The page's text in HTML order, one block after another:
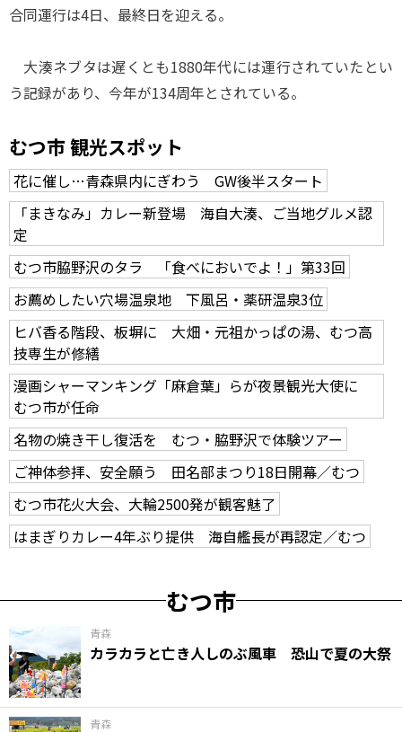
合同運行は4日、最終日を迎える。
大湊ネブタは遅くとも1880年代には運行されていたとい
う記録があり、今年が134周年とされている。
むつ市 観光スポット
花に催し…青森県内にぎわう GW後半スタート
「まきなみ」カレー新登場 海自大湊、ご当地グルメ認
定
むつ市脇野沢のタラ 「食べにおいでよ！」第33回
お薦めしたい穴場温泉地 下風呂・薬研温泉3位
ヒバ香る階段、板塀に 大畑・元祖かっぱの湯、むつ高
技専生が修繕
漫画シャーマンキング「麻倉葉」らが夜景観光大使に
むつ市が任命
名物の焼き干し復活を むつ・脇野沢で体験ツアー
ご神体参拝、安全願う 田名部まつり18日開幕／むつ
むつ市花火大会、大輪2500発が観客魅了
はまぎりカレー4年ぶり提供 海自艦長が再認定／むつ
むつ市
青森
カラカラと亡き人しのぶ風車 恐山で夏の大祭
青森